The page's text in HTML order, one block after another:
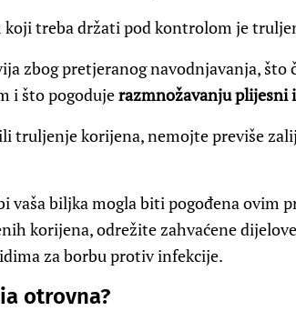
koji treba držati pod kontrolom je
zbog pretjeranog navodnjavanja,
i što pogodujerazmnožavanju plijesni
truljenje korijena, nemojte previše
vaša biljka mogla biti pogođena ovim
korijena, odrežite zahvaćene
za borbu protiv infekcije.
otrovna?